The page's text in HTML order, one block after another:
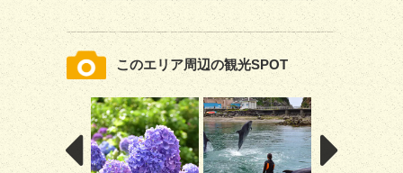
このエリア周辺の観光SPOT